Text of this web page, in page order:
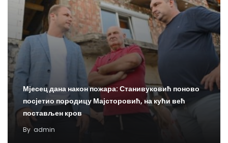
Мјесец дана након пожара: Станивуковић поново
посјетио породицу Мајсторовић, на кући већ
постављен кров
By admin